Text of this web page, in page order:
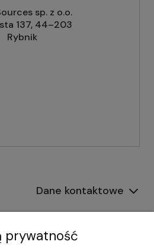
sp. z o.o.
137, 44–203
Rybnik
Dane kontaktowe
Informacje
Płatności i dostawa
prywatność